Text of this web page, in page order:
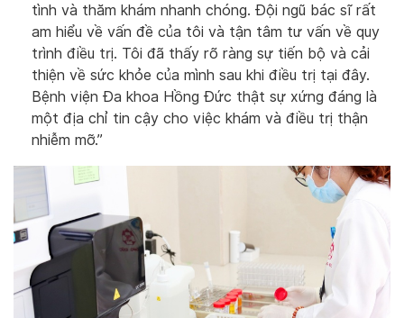
tình và thăm khám nhanh chóng. Đội ngũ bác sĩ rất
am hiểu về vấn đề của tôi và tận tâm tư vấn về quy
trình điều trị. Tôi đã thấy rõ ràng sự tiến bộ và cải
thiện về sức khỏe của mình sau khi điều trị tại đây.
Bệnh viện Đa khoa Hồng Đức thật sự xứng đáng là
một địa chỉ tin cậy cho việc khám và điều trị thận
nhiễm mỡ.”